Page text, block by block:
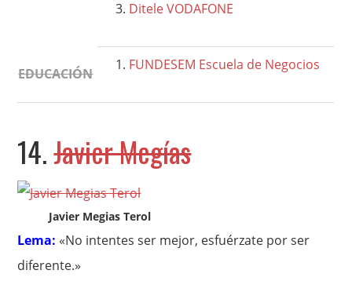
Ditele VODAFONE
EDUCACIÓN
FUNDESEM Escuela de Negocios
14.Javier Megías
Javier Megias Terol
Lema: «No intentes ser mejor, esfuérzate por ser
diferente.»